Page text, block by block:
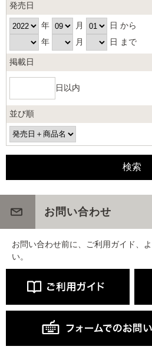
発売日
年 月
日 から
年
月 日 まで
掲載日
日以内
並び順
お問い合わせ
お問い合わせ前に、ご利用ガイド、
い。